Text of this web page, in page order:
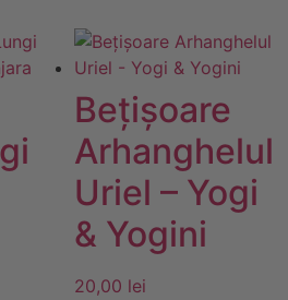
Bețișoare
Arhanghelul
Uriel – Yogi
& Yogini
20,00 lei